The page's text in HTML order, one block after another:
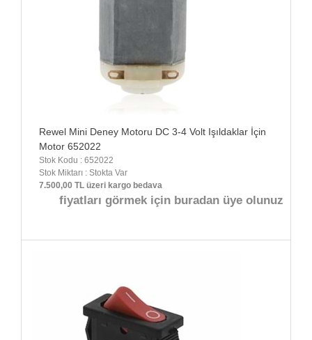
Rewel Mini Deney Motoru DC 3-4 Volt Işıldaklar İçin
Motor 652022
Stok Kodu : 652022
Stok Miktarı : Stokta Var
7.500,00 TL üzeri kargo bedava
fiyatları görmek için buradan üye olunuz